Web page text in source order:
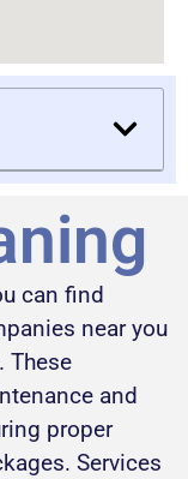
can find
near you
These
and
proper
Services